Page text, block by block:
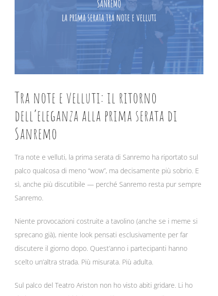
Tra note e velluti: il ritorno
dell’eleganza alla prima serata di
Sanremo
Tra note e velluti, la prima serata di Sanremo ha riportato sul
palco qualcosa di meno “wow”, ma decisamente più sobrio. E
sì, anche più discutibile — perché Sanremo resta pur sempre
Sanremo.
Niente provocazioni costruite a tavolino (anche se i meme si
sprecano già), niente look pensati esclusivamente per far
discutere il giorno dopo. Quest’anno i partecipanti hanno
scelto un’altra strada. Più misurata. Più adulta.
Sul palco del Teatro Ariston non ho visto abiti gridare. Li ho